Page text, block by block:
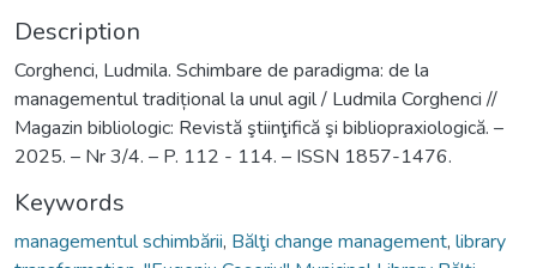
Description
Corghenci, Ludmila. Schimbare de paradigma: de la
managementul tradițional la unul agil / Ludmila Corghenci //
Magazin bibliologic: Revistă ştiinţifică şi bibliopraxiologică. –
2025. – Nr 3/4. – P. 112 - 114. – ISSN 1857-1476.
Keywords
managementul schimbării, Bălţi change management, library